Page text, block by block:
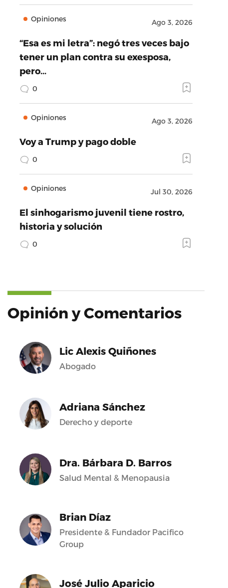
Opiniones Ago 3, 2026
“Esa es mi letra”: negó tres veces bajo
tener un plan contra su exesposa,
pero…
0
Opiniones Ago 3, 2026
Voy a Trump y pago doble
0
Opiniones Jul 30, 2026
El sinhogarismo juvenil tiene rostro,
historia y solución
0
Opinión y Comentarios
Lic Alexis Quiñones
Abogado
Adriana Sánchez
Derecho y deporte
Dra. Bárbara D. Barros
Salud Mental & Menopausia
Brian Díaz
Presidente & Fundador Pacifico
Group
José Julio Aparicio